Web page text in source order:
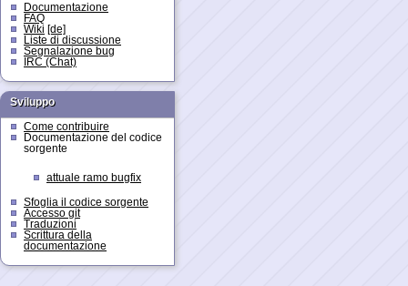
Documentazione
FAQ
Wiki [de]
Liste di discussione
Segnalazione bug
IRC (Chat)
Sviluppo
Come contribuire
Documentazione del codice
sorgente
attuale ramo bugfix
Sfoglia il codice sorgente
Accesso git
Traduzioni
Scrittura della
documentazione